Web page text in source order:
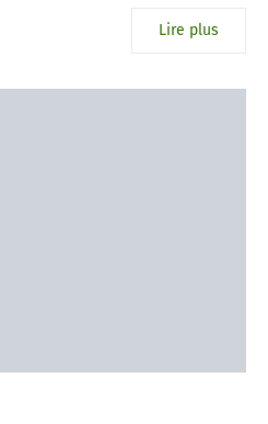
Lire plus